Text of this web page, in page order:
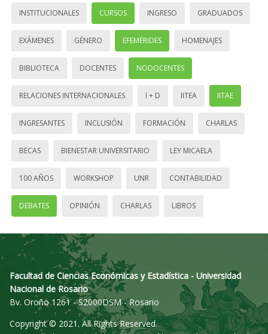
INSTITUCIONALES CURSOS INGRESO GRADUADOS
EXÁMENES GÉNERO EFEMÉRIDES HOMENAJES
BIBLIOTECA DOCENTES NODOCENTES
RELACIONES INTERNACIONALES I + D IITEA IITAE
INGRESANTES INCLUSIÓN FORMACIÓN CHARLAS
BECAS BIENESTAR UNIVERSITARIO LEY MICAELA
100 AÑOS WORKSHOP UNR CONTABILIDAD
DEBATES OPINIÓN CHARLAS LIBROS
Facultad de Ciencias Económicas y Estadística - Universidad
Nacional de Rosario
Bv. Oroño 1261 - S2000DSM - Rosario
Copyright © 2021. All Rights Reserved.